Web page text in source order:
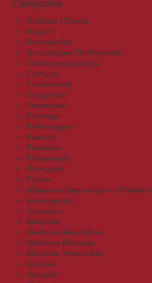
Categorias
Análises Clínicas
Artigos
Associações
Associações Profissionais
Cardiopneumologia
Colóquio
Conferência
Congresso
Destaques
Emprego
Enfermagem
Eventos
Farmácia
Fisioterapia
Formação
Fórum
Higiene e Segurança no Trabalho
Investigação
Jornadas
Medicina
Medicina Alternativa
Medicina Dentária
Medicina Veterinária
Notícias
Nutrição